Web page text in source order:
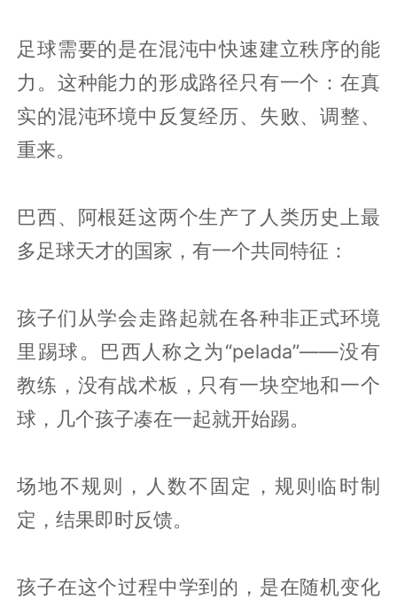
足球需要的是在混沌中快速建立秩序的能
力。这种能力的形成路径只有一个：在真
实的混沌环境中反复经历、失败、调整、
重来。
巴西、阿根廷这两个生产了人类历史上最
多足球天才的国家，有一个共同特征：
孩子们从学会走路起就在各种非正式环境
里踢球。巴西人称之为“pelada”——没有
教练，没有战术板，只有一块空地和一个
球，几个孩子凑在一起就开始踢。
场地不规则，人数不固定，规则临时制
定，结果即时反馈。
孩子在这个过程中学到的，是在随机变化